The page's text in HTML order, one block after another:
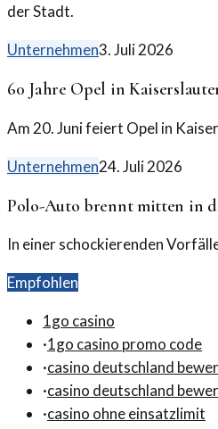
der Stadt.
Unternehmen3. Juli 2026
60 Jahre Opel in
Am 20. Juni feiert Opel in
Unternehmen24. Juli 2026
Polo-Auto brennt mitten in
In einer schockierenden
Empfohlen
1go casino
·1go casino promo code
·casino deutschland
·casino deutschland
·casino ohne einsatzlimit